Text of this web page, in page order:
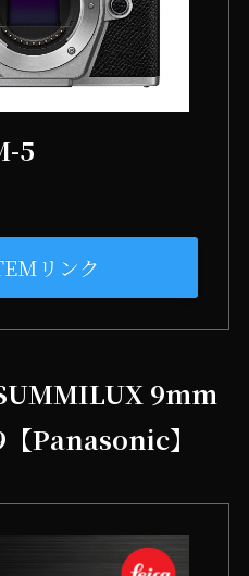
5
リンク
9mm
Panasonic】